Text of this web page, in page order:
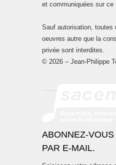
et communiquées sur
Sauf autorisation, toutes
oeuvres autre que la
privée sont interdites.
© 2026 – Jean-Philippe
ABONNEZ-
PAR E-MAIL.